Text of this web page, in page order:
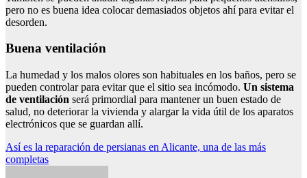
pero no es buena idea colocar demasiados objetos ahí para evitar el
desorden.
Buena ventilación
La humedad y los malos olores son habituales en los baños, pero se
pueden controlar para evitar que el sitio sea incómodo. Un sistema
de ventilación será primordial para mantener un buen estado de
salud, no deteriorar la vivienda y alargar la vida útil de los aparatos
electrónicos que se guardan allí.
Navegación
de
Así es la reparación de persianas en Alicante, una de las más
completas